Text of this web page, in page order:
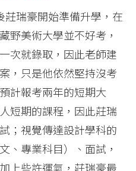
瑞豪開始準備升學，在
野美術大學並不好考，
次就錄取，因此老師建
，只是他依然堅持沒考
計報考兩年的短期大
短期的課程，因此莊瑞
；視覺傳達設計學科的
、專業科目）、面試，
上些許運氣，莊瑞豪最